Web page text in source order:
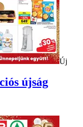
Új
újság